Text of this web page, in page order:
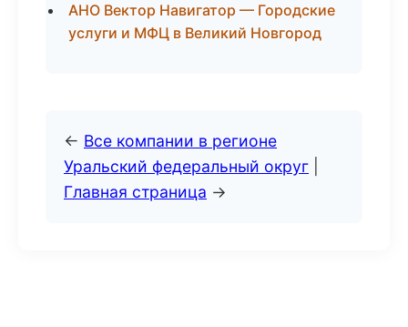
АНО Вектор Навигатор — Городские
услуги и МФЦ в Великий Новгород
← Все компании в регионе
Уральский федеральный округ
Главная страница →